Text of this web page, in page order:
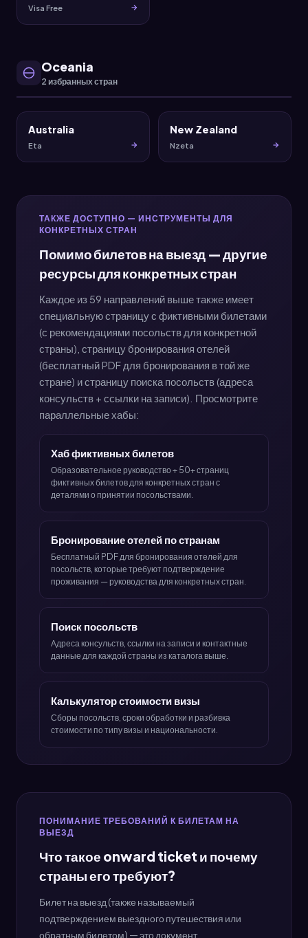
Visa Free
Oceania
2 избранных стран
Australia
Eta
New Zealand
Nzeta
ТАКЖЕ ДОСТУПНО — ИНСТРУМЕНТЫ ДЛЯ
КОНКРЕТНЫХ СТРАН
Помимо билетов на выезд — другие
ресурсы для конкретных стран
Каждое из 59 направлений выше также имеет
специальную страницу с фиктивными билетами
(с рекомендациями посольств для конкретной
страны), страницу бронирования отелей
(бесплатный PDF для бронирования в той же
стране) и страницу поиска посольств (адреса
консульств + ссылки на записи). Просмотрите
параллельные хабы:
Хаб фиктивных билетов
Образовательное руководство + 50+ страниц
фиктивных билетов для конкретных стран с
деталями о принятии посольствами.
Бронирование отелей по странам
Бесплатный PDF для бронирования отелей для
посольств, которые требуют подтверждение
проживания — руководства для конкретных стран.
Поиск посольств
Адреса консульств, ссылки на записи и контактные
данные для каждой страны из каталога выше.
Калькулятор стоимости визы
Сборы посольств, сроки обработки и разбивка
стоимости по типу визы и национальности.
ПОНИМАНИЕ ТРЕБОВАНИЙ К БИЛЕТАМ НА
ВЫЕЗД
Что такое onward ticket и почему
страны его требуют?
Билет на выезд (также называемый
подтверждением выездного путешествия или
обратным билетом) — это документ,